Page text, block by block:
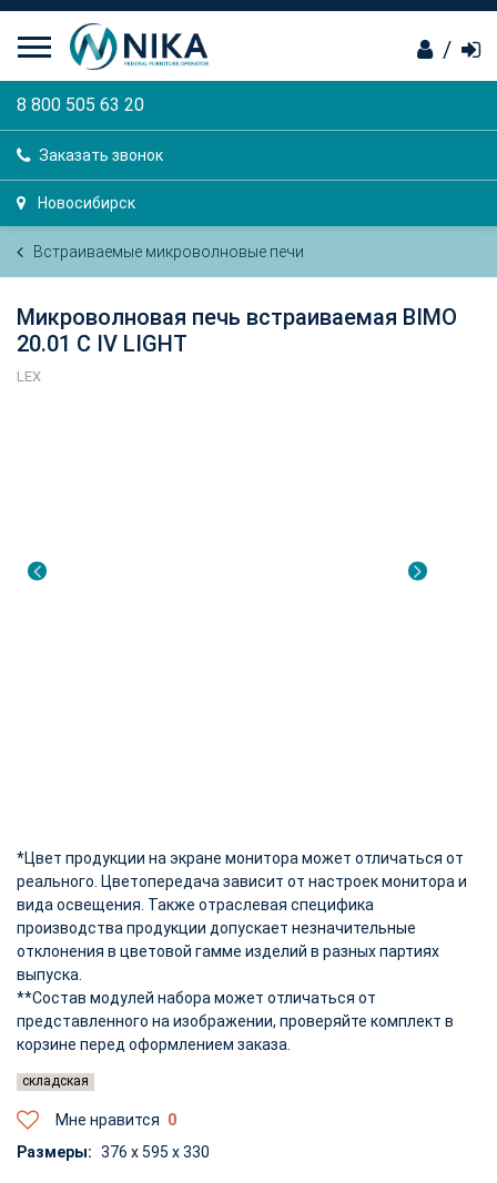
8 800 505 63 20
Заказать звонок
Новосибирск
/
Встраиваемые микроволновые печи
Микроволновая печь встраиваемая BIMO
20.01 C IV LIGHT
LEX
*Цвет продукции на экране монитора может отличаться от
реального. Цветопередача зависит от настроек монитора и
вида освещения. Также отраслевая специфика
производства продукции допускает незначительные
отклонения в цветовой гамме изделий в разных партиях
выпуска.
**Состав модулей набора может отличаться от
представленного на изображении, проверяйте комплект в
корзине перед оформлением заказа.
складская
Мне нравится
Размеры: 376 x 595 x 330